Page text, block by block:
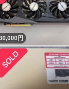
円